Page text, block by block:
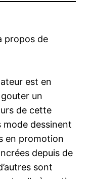
propos de
est en
un
de cette
mode dessinent
en promotion
depuis de
sont